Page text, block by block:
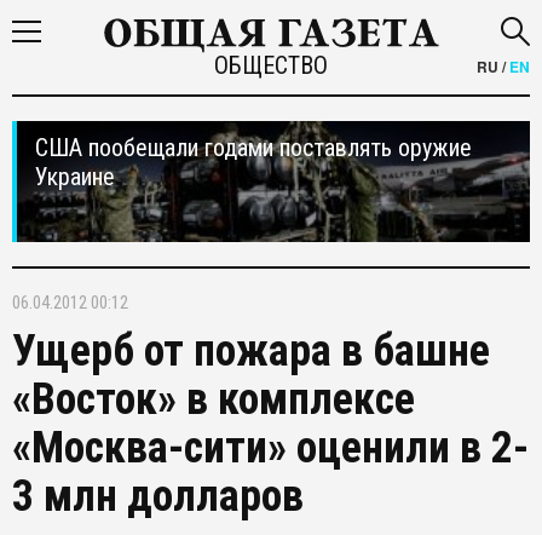
ОБЩЕСТВО RU /EN
США пообещали годами поставлять оружие
Украине
06.04.2012 00:12
Ущерб от пожара в башне
«Восток» в комплексе
«Москва-сити» оценили в 2-
3 млн долларов